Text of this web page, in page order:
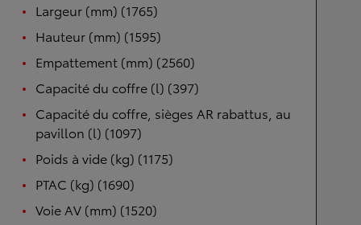
Largeur (mm) (1765)
Hauteur (mm) (1595)
Empattement (mm) (2560)
Capacité du coffre (l) (397)
Capacité du coffre, sièges AR rabattus, au
pavillon (l) (1097)
Poids à vide (kg) (1175)
PTAC (kg) (1690)
Voie AV (mm) (1520)